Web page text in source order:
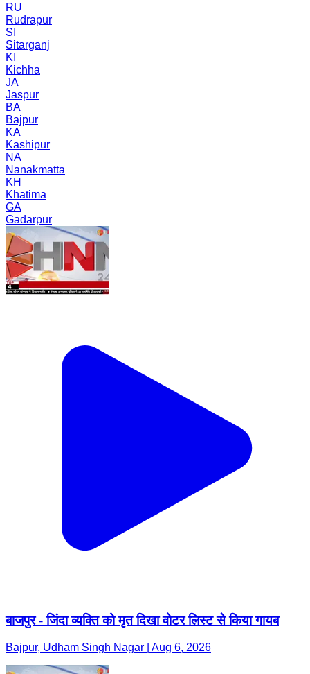
RU
Rudrapur
SI
Sitarganj
KI
Kichha
JA
Jaspur
BA
Bajpur
KA
Kashipur
NA
Nanakmatta
KH
Khatima
GA
Gadarpur
बाजपुर - जिंदा व्यक्ति को मृत दिखा वोटर लिस्ट से किया गायब
Bajpur, Udham Singh Nagar | Aug 6, 2026